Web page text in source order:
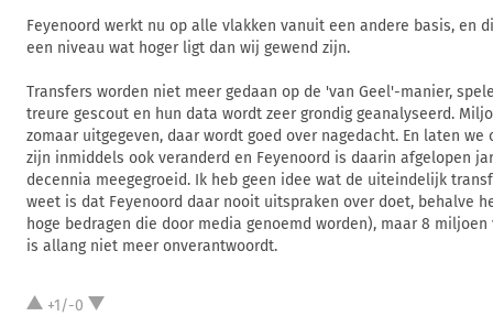
Feyenoord werkt nu op alle vlakken vanuit een andere basis, en
een niveau wat hoger ligt dan wij gewend zijn.
Transfers worden niet meer gedaan op de 'van Geel'-manier,
treure gescout en hun data wordt zeer grondig geanalyseerd.
zomaar uitgegeven, daar wordt goed over nagedacht. En laten
zijn inmiddels ook veranderd en Feyenoord is daarin afgelopen
decennia meegegroeid. Ik heb geen idee wat de uiteindelijk
weet is dat Feyenoord daar nooit uitspraken over doet, behalve
hoge bedragen die door media genoemd worden), maar 8
is allang niet meer onverantwoordt.
+1/-0